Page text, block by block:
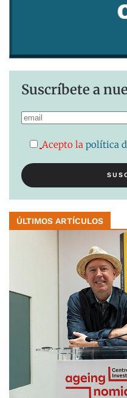
Suscríbete a
Acepto la política
ÚLTIMOS ARTÍCULOS